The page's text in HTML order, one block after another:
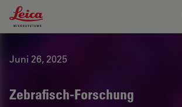
Leica Microsystems Logo
Juni 26, 2025
Zebrafisch-Forschung